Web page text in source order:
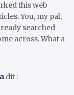
this web
You, my pal,
searched
across. What a
dit :